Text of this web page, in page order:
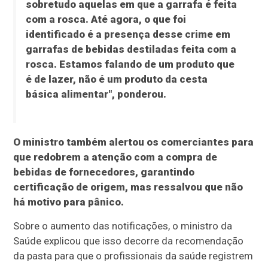
sobretudo aquelas em que a garrafa é feita
com a rosca. Até agora, o que foi
identificado é a presença desse crime em
garrafas de bebidas destiladas feita com a
rosca. Estamos falando de um produto que
é de lazer, não é um produto da cesta
básica alimentar", ponderou.
O ministro também alertou os comerciantes para
que redobrem a atenção com a compra de
bebidas de fornecedores, garantindo
certificação de origem, mas ressalvou que não
há motivo para pânico.
Sobre o aumento das notificações, o ministro da
Saúde explicou que isso decorre da recomendação
da pasta para que o profissionais da saúde registrem